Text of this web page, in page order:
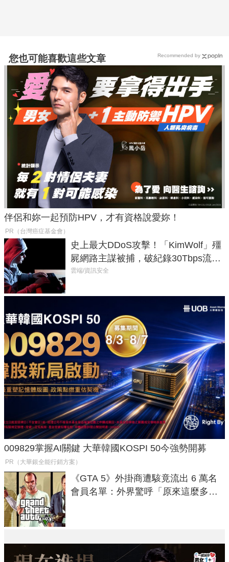
您也可能喜歡這些文章
伴侶和妳一起預防HPV，才有資格說愛妳！
PR（台灣癌症基金會）
史上最大DDoS攻擊！「KimWolf」殭
屍網路主謀被捕，破紀錄30Tbps流量
癱瘓全球！
雲端/資訊安全
009829掌握AI關鍵 大華韓國KOSPI 50今強勢開募
PR（大華銀全能行銷方案）
《GTA 5》外掛商遭駭竟流出 6 萬名
會員名單：外界驚呼「原來這麼多人
Recommended by